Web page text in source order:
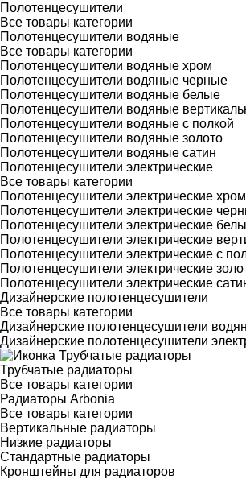
Полотенцесушители
Все товары категории
Полотенцесушители водяные
Все товары категории
Полотенцесушители водяные хром
Полотенцесушители водяные черные
Полотенцесушители водяные белые
Полотенцесушители водяные
Полотенцесушители водяные с полкой
Полотенцесушители водяные золото
Полотенцесушители водяные сатин
Полотенцесушители электрические
Все товары категории
Полотенцесушители электрические хром
Полотенцесушители электрические
Полотенцесушители электрические
Полотенцесушители электрические
Полотенцесушители электрические с
Полотенцесушители электрические
Полотенцесушители электрические
Дизайнерские полотенцесушители
Все товары категории
Дизайнерские полотенцесушители
Дизайнерские полотенцесушители
Трубчатые радиаторы
Все товары категории
Радиаторы Arbonia
Все товары категории
Вертикальные радиаторы
Низкие радиаторы
Стандартные радиаторы
Кронштейны для радиаторов